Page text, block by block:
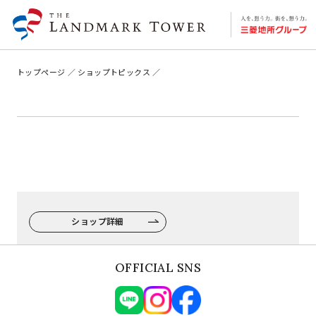
トップページ ショップトピックス
ショップ詳細
OFFICIAL SNS